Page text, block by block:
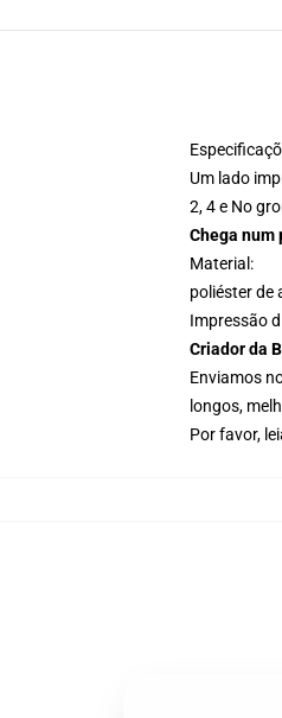
Um lado
2, 4 e No
Chega num
Material:
poliéster de
Impressão
Criador da
Enviamos
longos,
Por favor,